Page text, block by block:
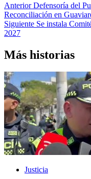
AnteriorDefensoría del
Reconciliación en
Siguiente Se instala
2027
Más historias
Justicia